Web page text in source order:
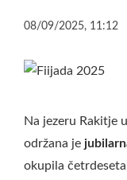
08/09/2025, 11:12
Na jezeru Rakitje
održana je
okupila